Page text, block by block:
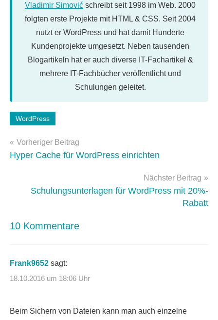
Vladimir Simović schreibt seit 1998 im Web. 2000
folgten erste Projekte mit HTML & CSS. Seit 2004
nutzt er WordPress und hat damit Hunderte
Kundenprojekte umgesetzt. Neben tausenden
Blogartikeln hat er auch diverse IT-Fachartikel &
mehrere IT-Fachbücher veröffentlicht und
Schulungen geleitet.
Schlagwörter:
WordPress-
Plugins
WordPress
Beitragsnavigation
Vorheriger Beitrag
Hyper Cache für WordPress einrichten
Nächster Beitrag
Schulungsunterlagen für WordPress mit 20%-
Rabatt
10 Kommentare
Frank9652 sagt:
18.10.2016 um 18:06 Uhr
Beim Sichern von Dateien kann man auch einzelne